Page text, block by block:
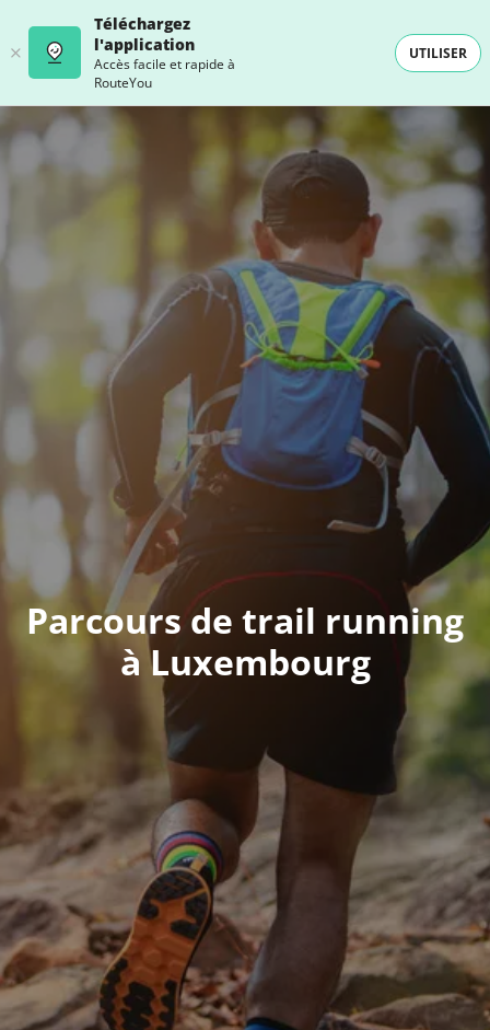
Téléchargez
l'application
Accès facile et rapide à
RouteYou
UTILISER
Parcours de trail running
à Luxembourg